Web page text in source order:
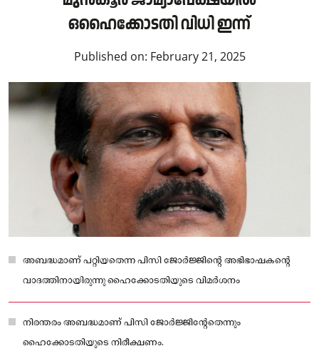
ഒഹൈക്കോടതി വിധി ഇന്ന്
Published on: February 21, 2025
അബദ്ധമാണ് പറ്റിയതെന്ന പിസി ജോർജ്ജിന്റെ അഭിഭാഷകന്റെ
വാദത്തിനായിരുന്നു ഹൈക്കോടതിയുടെ വിമർശനം
നിരന്തരം അബദ്ധമാണ് പിസി ജോർജ്ജിന്റേതെന്നും
ഹൈക്കോടതിയുടെ നിരീക്ഷണം.